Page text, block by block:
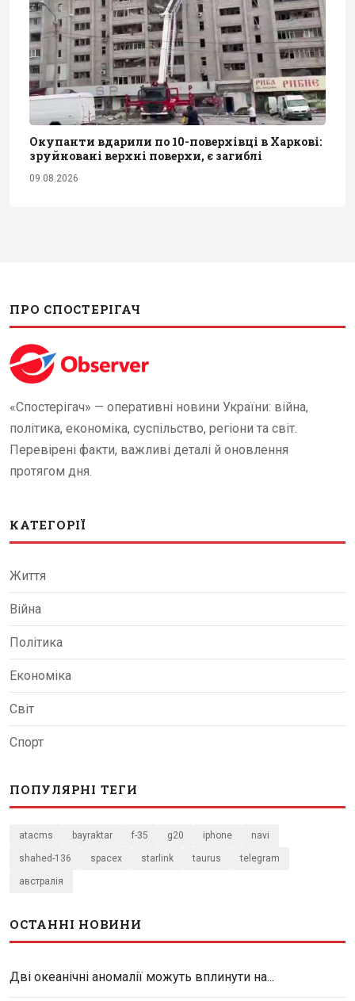
Окупанти вдарили по 10-поверхівці в Харкові:
зруйновані верхні поверхи, є загиблі
09.08.2026
ПРО СПОСТЕРІГАЧ
«Спостерігач» — оперативні новини України: війна,
політика, економіка, суспільство, регіони та світ.
Перевірені факти, важливі деталі й оновлення
протягом дня.
КАТЕГОРІЇ
Життя
Війна
Політика
Економіка
Світ
Спорт
ПОПУЛЯРНІ ТЕГИ
atacms bayraktar f-35 g20 iphone navi
shahed-136 spacex starlink taurus telegram
австралія
ОСТАННІ НОВИНИ
Дві океанічні аномалії можуть вплинути на...